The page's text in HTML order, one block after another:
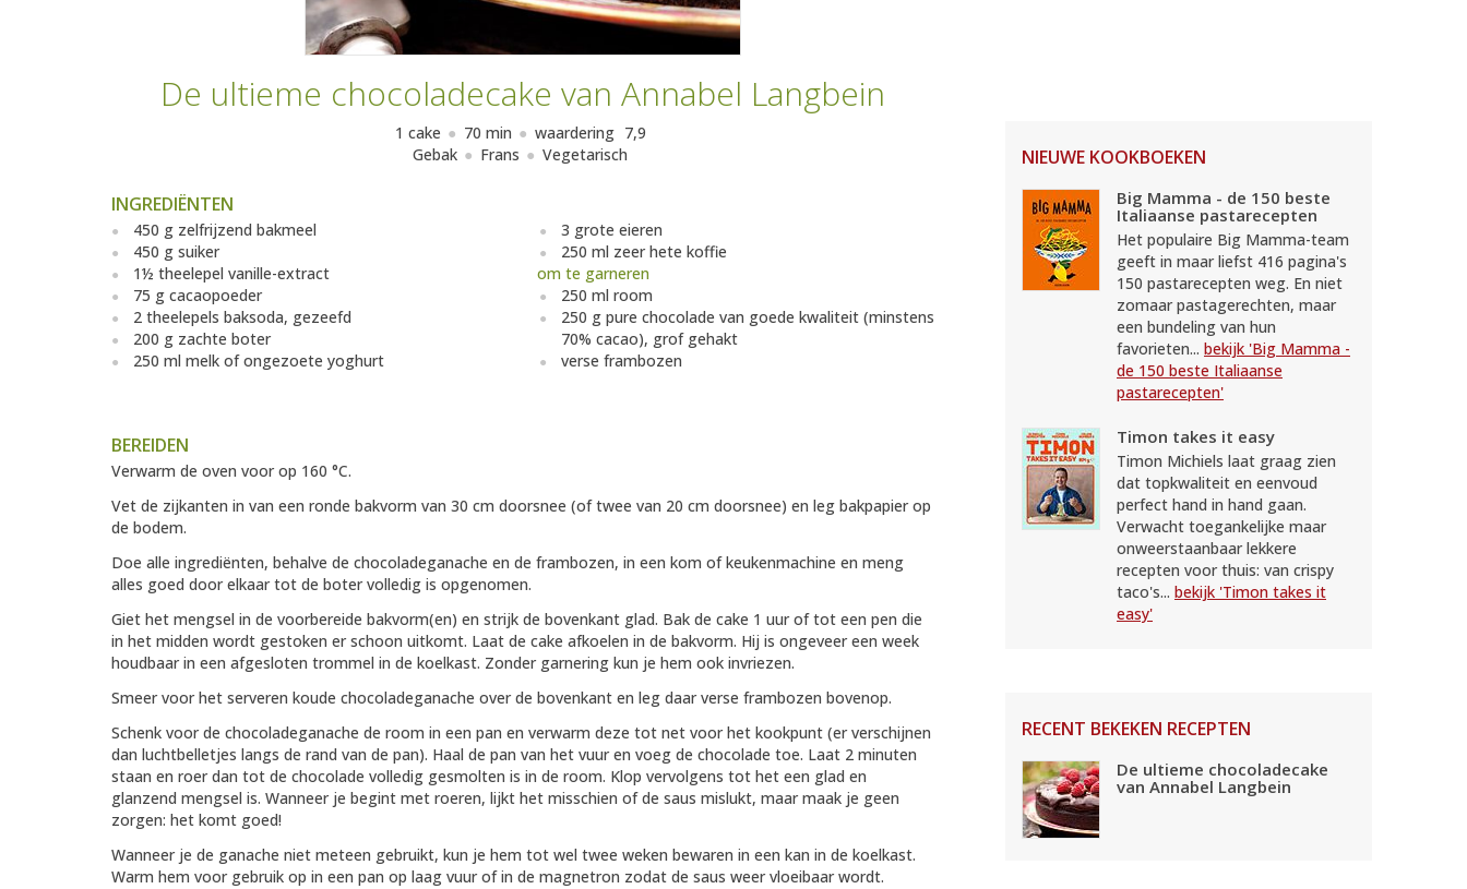
De ultieme chocoladecake van Annabel Langbein
1 cake 70 min waardering 7,9
Gebak
Frans Vegetarisch
INGREDIËNTEN
450 g zelfrijzend bakmeel
450 g suiker
1½ theelepel vanille-extract
75 g cacaopoeder
2 theelepels baksoda, gezeefd
200 g zachte boter
250 ml melk of ongezoete yoghurt
3 grote eieren
250 ml zeer hete koffie
om te garneren
250 ml room
250 g pure chocolade van goede kwaliteit (minstens
70% cacao), grof gehakt
verse frambozen
BEREIDEN
Verwarm de oven voor op 160 °C.
Vet de zijkanten in van een ronde bakvorm van 30 cm doorsnee (of twee van 20 cm doorsnee) en leg bakpapier op
de bodem.
Doe alle ingrediënten, behalve de chocoladeganache en de frambozen, in een kom of keukenmachine en meng
alles goed door elkaar tot de boter volledig is opgenomen.
Giet het mengsel in de voorbereide bakvorm(en) en strijk de bovenkant glad. Bak de cake 1 uur of tot een pen die
in het midden wordt gestoken er schoon uitkomt. Laat de cake afkoelen in de bakvorm. Hij is ongeveer een week
houdbaar in een afgesloten trommel in de koelkast. Zonder garnering kun je hem ook invriezen.
Smeer voor het serveren koude chocoladeganache over de bovenkant en leg daar verse frambozen bovenop.
Schenk voor de chocoladeganache de room in een pan en verwarm deze tot net voor het kookpunt (er verschijnen
dan luchtbelletjes langs de rand van de pan). Haal de pan van het vuur en voeg de chocolade toe. Laat 2 minuten
staan en roer dan tot de chocolade volledig gesmolten is in de room. Klop vervolgens tot het een glad en
glanzend mengsel is. Wanneer je begint met roeren, lijkt het misschien of de saus mislukt, maar maak je geen
zorgen: het komt goed!
Wanneer je de ganache niet meteen gebruikt, kun je hem tot wel twee weken bewaren in een kan in de koelkast.
Warm hem voor gebruik op in een pan op laag vuur of in de magnetron zodat de saus weer vloeibaar wordt.
NIEUWE KOOKBOEKEN
Big Mamma - de 150 beste
Italiaanse pastarecepten
Het populaire Big Mamma-team
geeft in maar liefst 416 pagina's
150 pastarecepten weg. En niet
zomaar pastagerechten, maar
een bundeling van hun
favorieten... bekijk 'Big Mamma -
de 150 beste Italiaanse
pastarecepten'
Timon takes it easy
Timon Michiels laat graag zien
dat topkwaliteit en eenvoud
perfect hand in hand gaan.
Verwacht toegankelijke maar
onweerstaanbaar lekkere
recepten voor thuis: van crispy
taco's... bekijk 'Timon takes it
easy'
RECENT BEKEKEN RECEPTEN
De ultieme chocoladecake
van Annabel Langbein